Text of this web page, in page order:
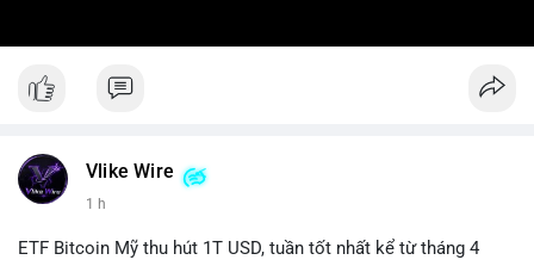
Vlike Wire
1 h
ETF Bitcoin Mỹ thu hút 1T USD, tuần tốt nhất kể từ tháng 4